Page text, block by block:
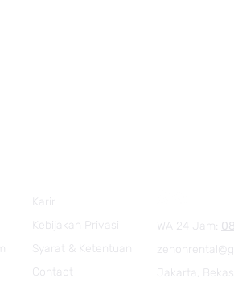
Karir
Kebijakan Privasi
Syarat & Ketentuan
Contact
WA 24 Jam:
Jakarta,